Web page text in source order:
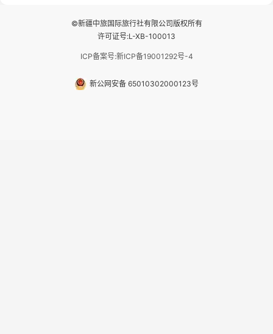
©新疆中旅国际旅行社有限公司版权所有
许可证号:L-XB-100013
ICP备案号:新ICP备19001292号-4
新公网安备 65010302000123号